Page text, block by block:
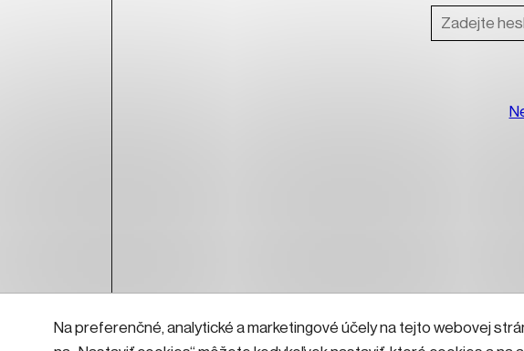
Na preferenčné, analytické a marketingové účely na tejto webovej